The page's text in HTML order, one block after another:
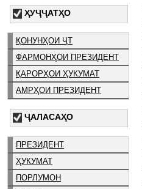
ҲУҶҶАТҲО
ҚОНУНҲОИ ҶТ
ФАРМОНҲОИ ПРЕЗИДЕНТ
ҚАРОРҲОИ ҲУКУМАТ
АМРҲОИ ПРЕЗИДЕНТ
ҶАЛАСАҲО
ПРЕЗИДЕНТ
ҲУКУМАТ
ПОРЛУМОН